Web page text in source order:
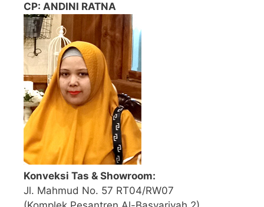
CP: ANDINI RATNA
Konveksi Tas & Showroom:
Jl. Mahmud No. 57 RT04/RW07